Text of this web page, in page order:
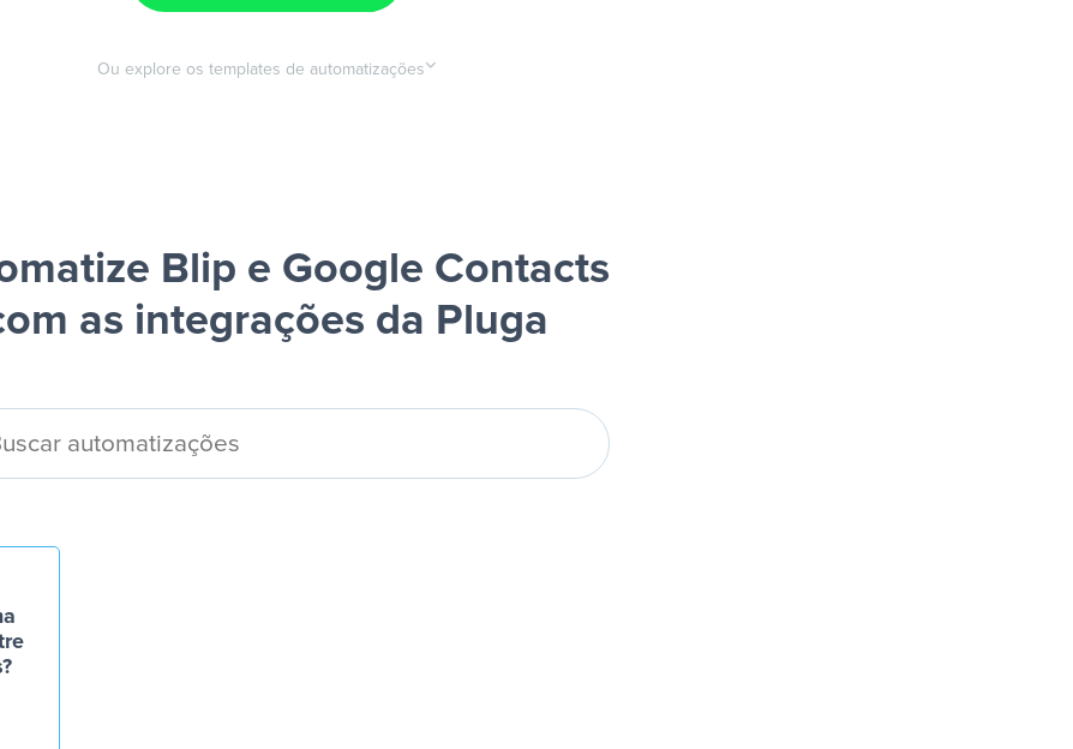
Ou explore os templates de automatizações
Blip e Google Contacts
as integrações da Pluga